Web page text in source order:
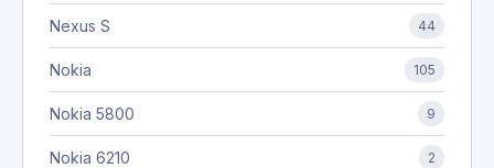
Nexus S 44
Nokia 105
Nokia 5800 9
Nokia 6210 2